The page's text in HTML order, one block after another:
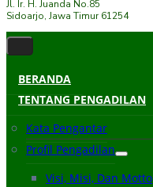
Jl. Ir. H. Juanda No.85
Sidoarjo, Jawa Timur 61254
BERANDA
TENTANG PENGADILAN
Kata Pengantar
Profil Pengadilan
Visi, Misi, Dan Motto